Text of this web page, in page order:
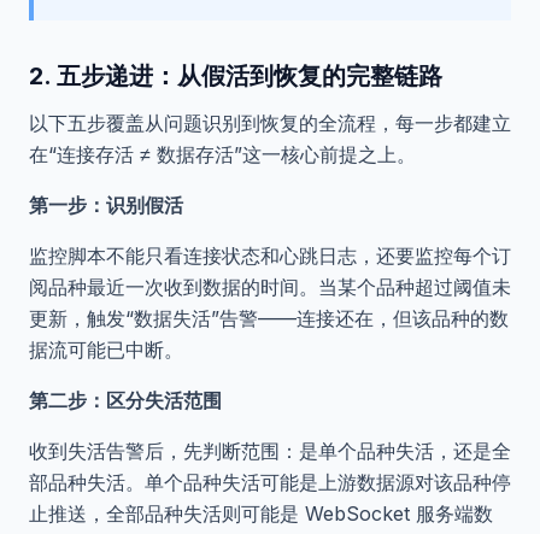
2. 五步递进：从假活到恢复的完整链路
以下五步覆盖从问题识别到恢复的全流程，每一步都建立
在“连接存活 ≠ 数据存活”这一核心前提之上。
第一步：识别假活
监控脚本不能只看连接状态和心跳日志，还要监控每个订
阅品种最近一次收到数据的时间。当某个品种超过阈值未
更新，触发“数据失活”告警——连接还在，但该品种的数
据流可能已中断。
第二步：区分失活范围
收到失活告警后，先判断范围：是单个品种失活，还是全
部品种失活。单个品种失活可能是上游数据源对该品种停
止推送，全部品种失活则可能是 WebSocket 服务端数